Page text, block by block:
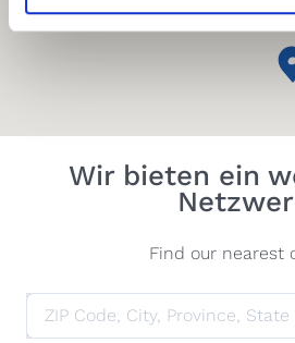
Wir bieten ein
Find our nearest